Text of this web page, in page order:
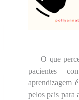
O que
pacientes
aprendizagem
pelos pais para